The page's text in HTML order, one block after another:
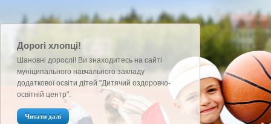
№2)
Дорогі хлопці!
Шановні дорослі! Ви знаходитесь на сайті
муніципального навчального закладу
додаткової освіти дітей "Дитячий оздоровчо-
освітній центр".
Читати далі